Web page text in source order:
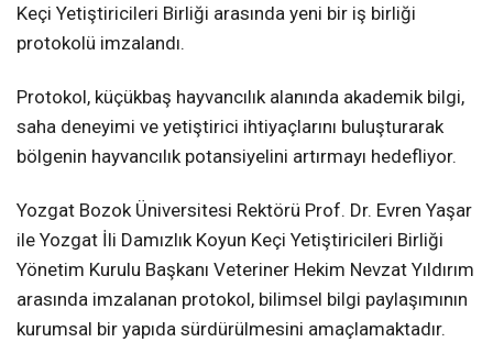
Keçi Yetiştiricileri Birliği arasında yeni bir iş birliği
protokolü imzalandı.
Protokol, küçükbaş hayvancılık alanında akademik bilgi,
saha deneyimi ve yetiştirici ihtiyaçlarını buluşturarak
bölgenin hayvancılık potansiyelini artırmayı hedefliyor.
Yozgat Bozok Üniversitesi Rektörü Prof. Dr. Evren Yaşar
ile Yozgat İli Damızlık Koyun Keçi Yetiştiricileri Birliği
Yönetim Kurulu Başkanı Veteriner Hekim Nevzat Yıldırım
arasında imzalanan protokol, bilimsel bilgi paylaşımının
kurumsal bir yapıda sürdürülmesini amaçlamaktadır.